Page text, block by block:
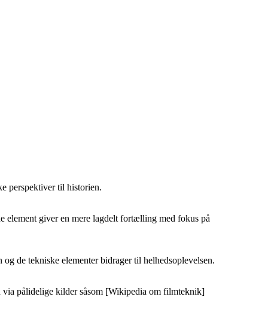
perspektiver til historien.
element giver en mere lagdelt fortælling med fokus på
de tekniske elementer bidrager til helhedsoplevelsen.
via pålidelige kilder såsom [Wikipedia om filmteknik]